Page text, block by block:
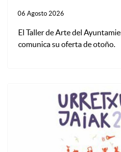
06 Agosto 2026
El Taller de Arte del
comunica su oferta de otoño.